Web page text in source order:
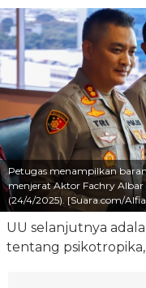
Petugas menampilkan
menjerat Aktor Fachry Albar
(24/4/2025). [Suara.com/
UU selanjutnya
tentang